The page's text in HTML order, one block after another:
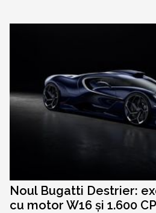
Noul Bugatti Destrier:
cu motor W16 și 1.600 CP